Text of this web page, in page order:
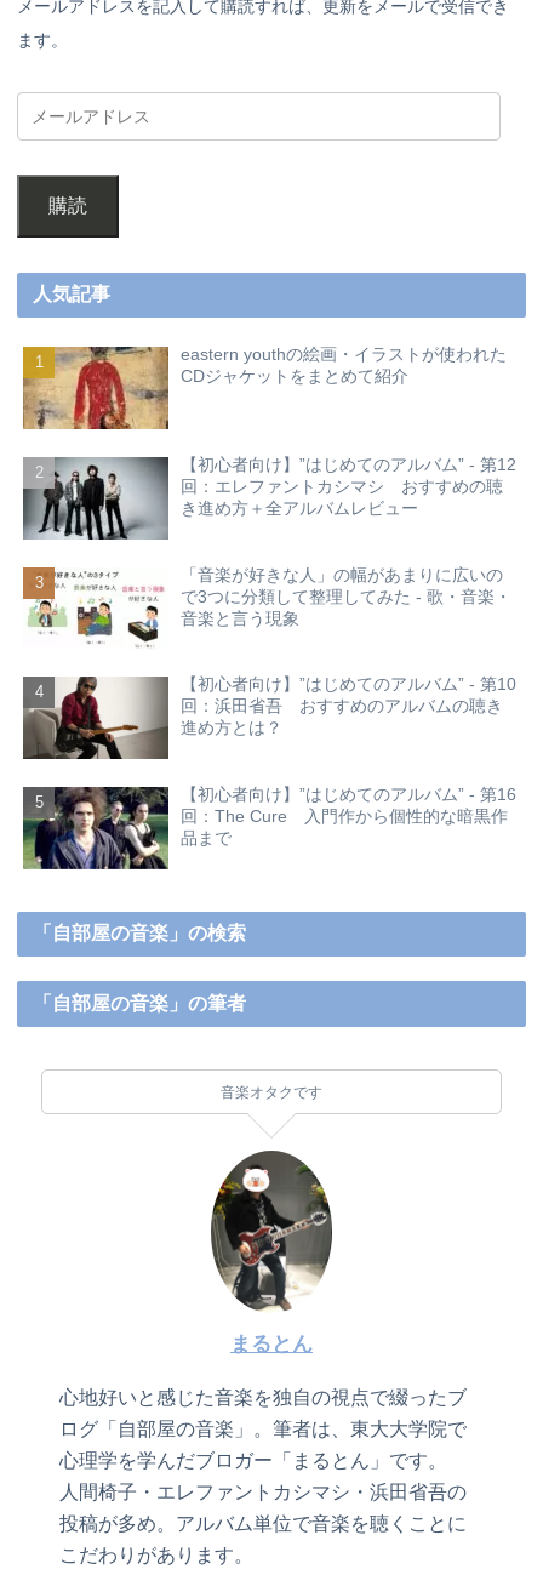
メールアドレスを記入して購読すれば、更新をメールで受信でき
ます。
購読
人気記事
eastern youthの絵画・イラストが使われた
CDジャケットをまとめて紹介
【初心者向け】”はじめてのアルバム” - 第12
回：エレファントカシマシ おすすめの聴
き進め方＋全アルバムレビュー
「音楽が好きな人」の幅があまりに広いの
で3つに分類して整理してみた - 歌・音楽・
音楽と言う現象
【初心者向け】”はじめてのアルバム” - 第10
回：浜田省吾 おすすめのアルバムの聴き
進め方とは？
【初心者向け】”はじめてのアルバム” - 第16
回：The Cure 入門作から個性的な暗黒作
品まで
「自部屋の音楽」の検索
「自部屋の音楽」の筆者
音楽オタクです
まるとん
心地好いと感じた音楽を独自の視点で綴ったブ
ログ「自部屋の音楽」。筆者は、東大大学院で
心理学を学んだブロガー「まるとん」です。
人間椅子・エレファントカシマシ・浜田省吾の
投稿が多め。アルバム単位で音楽を聴くことに
こだわりがあります。